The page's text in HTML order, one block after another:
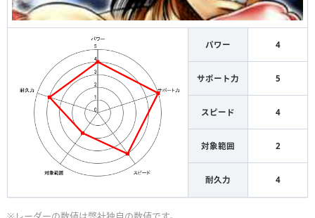
パワー 4
サポート力 5
スピード 4
対象範囲 2
耐久力 4